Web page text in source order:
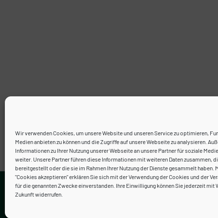
Wir verwenden Cookies, um unsere Website und unseren Service zu optimieren,
Medien anbieten zu können und die Zugriffe auf unsere Webseite zu analysieren.
Informationen zu Ihrer Nutzung unserer Webseite an unsere Partner für soziale
weiter. Unsere Partner führen diese Informationen mit weiteren Daten zusammen,
bereitgestellt oder die sie im Rahmen Ihrer Nutzung der Dienste gesammelt haben.
"Cookies akzeptieren" erklären Sie sich mit der Verwendung der Cookies und der
für die genannten Zwecke einverstanden. Ihre Einwilligung können Sie jederzeit mit
Zukunft widerrufen.
Kontakt